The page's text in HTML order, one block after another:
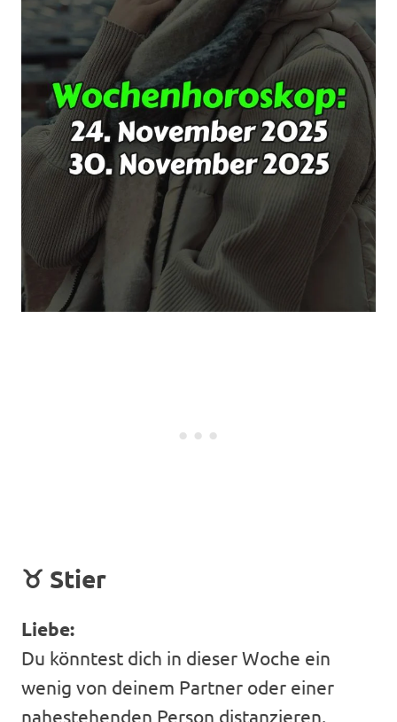
♉ Stier
Liebe:
Du könntest dich in dieser Woche ein
wenig von deinem Partner oder einer
nahestehenden Person distanzieren.